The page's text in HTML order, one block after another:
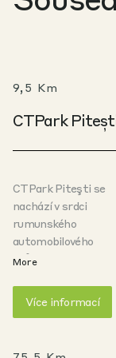
9,5 Km
CTPark
CTPark Piteşti se
nachází v srdci
rumunského
automobilového
průmyslu, nedaleko
Romania, na dálnici
More
Více informací